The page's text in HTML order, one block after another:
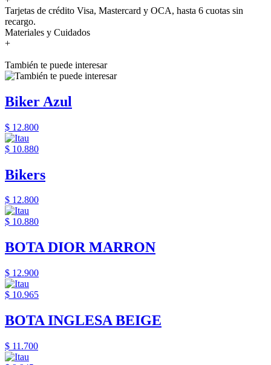
Tarjetas de crédito Visa, Mastercard y OCA, hasta 6 cuotas sin
recargo.
Materiales y Cuidados
+
También te puede interesar
Biker Azul
$ 12.800
$ 10.880
Bikers
$ 12.800
$ 10.880
BOTA DIOR MARRON
$ 12.900
$ 10.965
BOTA INGLESA BEIGE
$ 11.700